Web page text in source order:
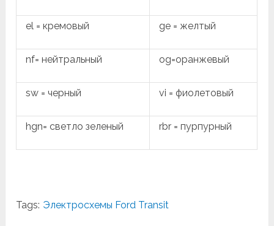
el = кремовый ge = желтый
nf= нейтральный og=оранжевый
sw = черный vi = фиолетовый
hgn= светло зеленый rbr = пурпурный
Tags: Электросхемы Ford Transit